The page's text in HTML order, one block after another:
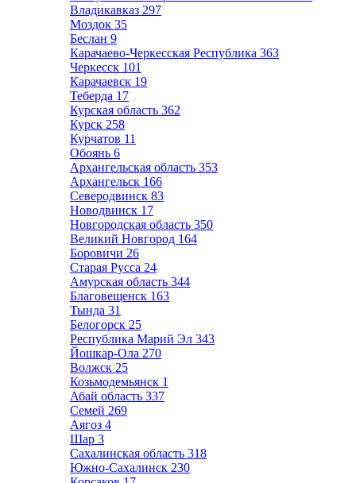
Владикавказ 297
Моздок 35
Беслан 9
Карачаево-Черкесская Республика 363
Черкесск 101
Карачаевск 19
Теберда 17
Курская область 362
Курск 258
Курчатов 11
Обоянь 6
Архангельская область 353
Архангельск 166
Северодвинск 83
Новодвинск 17
Новгородская область 350
Великий Новгород 164
Боровичи 26
Старая Русса 24
Амурская область 344
Благовещенск 163
Тында 31
Белогорск 25
Республика Марий Эл 343
Йошкар-Ола 270
Волжск 25
Козьмодемьянск 1
Абай область 337
Семей 269
Аягоз 4
Шар 3
Сахалинская область 318
Южно-Сахалинск 230